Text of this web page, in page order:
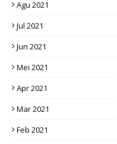
Agu 2021
Jul 2021
Jun 2021
Mei 2021
Apr 2021
Mar 2021
Feb 2021